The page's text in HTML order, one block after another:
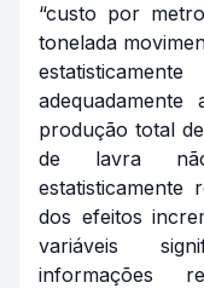
“custo por
tonelada
produção total
de lavra não
estatisticamente
dos efeitos
variáveis
informações